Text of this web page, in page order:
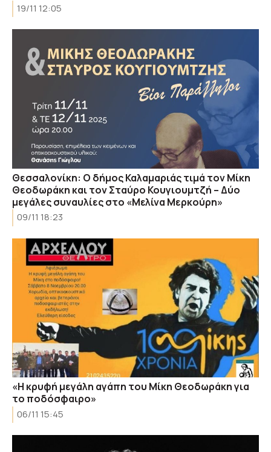
19/11 12:05
Θεσσαλονίκη: Ο δήμος Καλαμαριάς τιμά τον Μίκη
Θεοδωράκη και τον Σταύρο Κουγιουμτζή – Δύο
μεγάλες συναυλίες στο «Μελίνα Μερκούρη»
09/11 18:23
«Η κρυφή μεγάλη αγάπη του Μίκη Θεοδωράκη για
το ποδόσφαιρο»
06/11 15:45